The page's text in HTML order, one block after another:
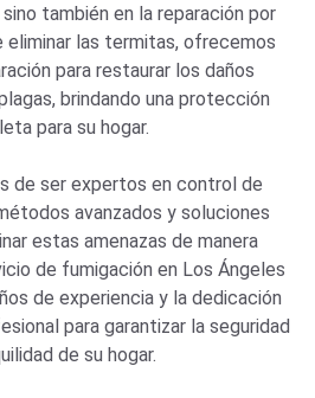
también en la reparación por
eliminar las termitas, ofrecemos
para restaurar los daños
brindando una protección
para su hogar.
de ser expertos en control de
avanzados y soluciones
estas amenazas de manera
de fumigación en Los Ángeles
de experiencia y la dedicación
para garantizar la seguridad
de su hogar.